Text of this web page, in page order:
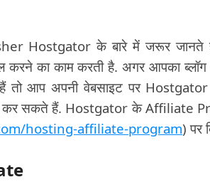
Hostgator के बारे में जरूर जानते
का काम करती है. अगर आपका ब्लॉग
तो आप अपनी वेबसाइट पर
सकते हैं. Hostgator के Affiliate
hosting-affiliate-program) पर